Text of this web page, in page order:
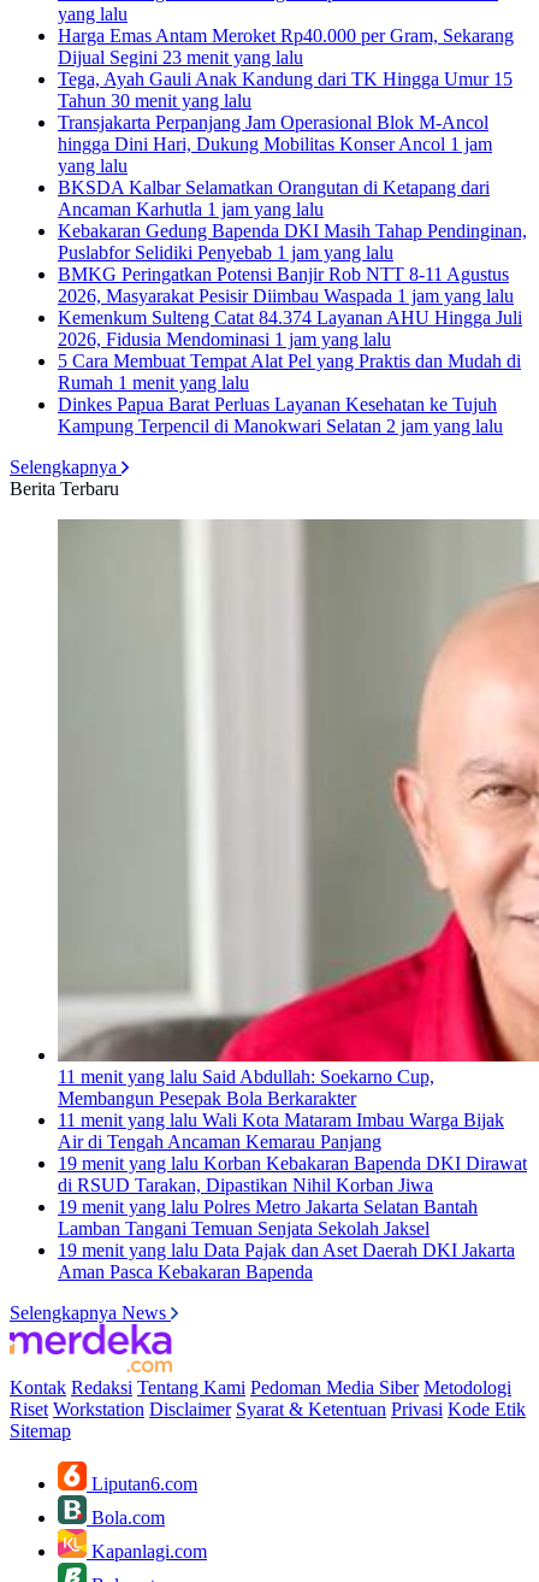
yang lalu
Harga Emas Antam Meroket Rp40.000 per Gram, Sekarang
Dijual Segini 23 menit yang lalu
Tega, Ayah Gauli Anak Kandung dari TK Hingga Umur 15
Tahun 30 menit yang lalu
Transjakarta Perpanjang Jam Operasional Blok M-Ancol
hingga Dini Hari, Dukung Mobilitas Konser Ancol 1 jam
yang lalu
BKSDA Kalbar Selamatkan Orangutan di Ketapang dari
Ancaman Karhutla 1 jam yang lalu
Kebakaran Gedung Bapenda DKI Masih Tahap Pendinginan,
Puslabfor Selidiki Penyebab 1 jam yang lalu
BMKG Peringatkan Potensi Banjir Rob NTT 8-11 Agustus
2026, Masyarakat Pesisir Diimbau Waspada 1 jam yang lalu
Kemenkum Sulteng Catat 84.374 Layanan AHU Hingga Juli
2026, Fidusia Mendominasi 1 jam yang lalu
5 Cara Membuat Tempat Alat Pel yang Praktis dan Mudah di
Rumah 1 menit yang lalu
Dinkes Papua Barat Perluas Layanan Kesehatan ke Tujuh
Kampung Terpencil di Manokwari Selatan 2 jam yang lalu
Selengkapnya
Berita Terbaru
11 menit yang lalu Said Abdullah: Soekarno Cup,
Membangun Pesepak Bola Berkarakter
11 menit yang lalu Wali Kota Mataram Imbau Warga Bijak
Air di Tengah Ancaman Kemarau Panjang
19 menit yang lalu Korban Kebakaran Bapenda DKI Dirawat
di RSUD Tarakan, Dipastikan Nihil Korban Jiwa
19 menit yang lalu Polres Metro Jakarta Selatan Bantah
Lamban Tangani Temuan Senjata Sekolah Jaksel
19 menit yang lalu Data Pajak dan Aset Daerah DKI Jakarta
Aman Pasca Kebakaran Bapenda
Selengkapnya News
Kontak Redaksi Tentang Kami Pedoman Media Siber Metodologi
Riset Workstation Disclaimer Syarat & Ketentuan Privasi Kode Etik
Sitemap
Liputan6.com
Bola.com
Kapanlagi.com